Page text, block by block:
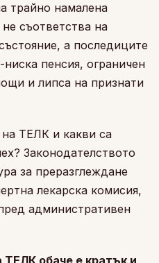
трайно намалена
съответства на
а последиците
пенсия, ограничен
и липса на признати
ТЕЛК и какви са
Законодателството
за преразглеждане
лекарска комисия,
административен